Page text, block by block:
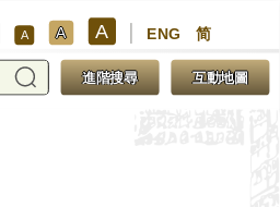
A A A ENG 简
進階搜尋 互動地圖